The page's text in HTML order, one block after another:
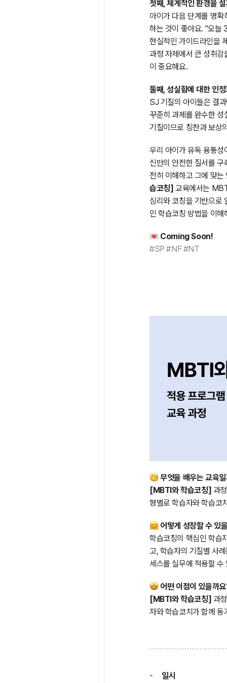
첫째, 체계적인 환경을
아이가 다음 단계를 명
하는 것이 좋아요. "오늘
현실적인 가이드라인을
과정 자체에서 큰 성취
이 중요해요.
둘째, 성실함에 대한 인
SJ 기질의 아이들은 결
꾸준히 과제를 완수한
기질이므로 칭찬과 보상
우리 아이가 유독 융통
신만의 안전한 질서를
전히 이해하고 그에 맞
습코칭] 교육에서는
심리와 코칭을 기반으로
인 학습코칭 방법을 이
Coming Soon!
#SP #NF #NT
무엇을 배우는 교육
[MBTI와 학습코칭] 과
형별로 학습자와 학습코
어떻게 성장할 수 있
학습코칭의 핵심인 학
고, 학습자의 기질별 사
세스를 실무에 적용할 수
어떤 이점이 있을까
[MBTI와 학습코칭] 과
자와 학습코치가 함께
-
일시